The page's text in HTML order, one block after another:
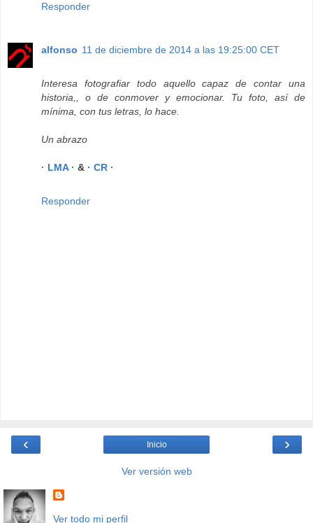
Responder
alfonso 11 de diciembre de 2014 a las 19:25:00 CET
Interesa fotografiar todo aquello capaz de contar una
historia,, o de conmover y emocionar. Tu foto, así de
mínima, con tus letras, lo hace.
Un abrazo
· LMA · & · CR ·
Responder
‹ ›
Inicio
Ver versión web
Ver todo mi perfil